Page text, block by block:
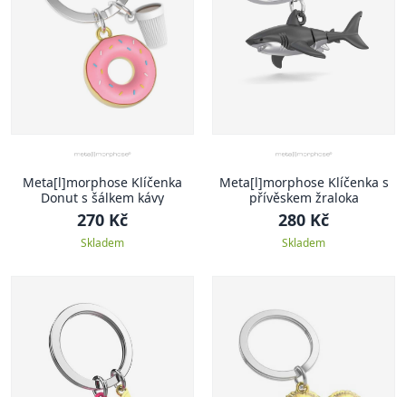
Meta[l]morphose Klíčenka
Donut s šálkem kávy
270 Kč
Skladem
Meta[l]morphose Klíčenka s
přívěskem žraloka
280 Kč
Skladem